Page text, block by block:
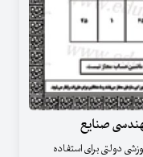
دولتی برای استفاده